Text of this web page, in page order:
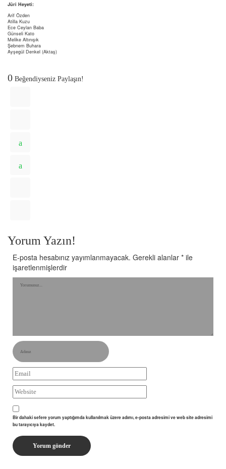
Jüri Heyeti:
Arif Özden
Atilla Kuzu
Ece Ceylan Baba
Günseli Kato
Melike Altınışık
Şebnem Buhara
Ayşegül Denkel (Aktaş)
0 Beğendiyseniz Paylaşın!
Yorum Yazın!
E-posta hesabınız yayımlanmayacak. Gerekli alanlar * ile
işaretlenmişlerdir
Bir dahaki sefere yorum yaptığımda kullanılmak üzere adımı, e-posta adresimi ve web site adresimi
bu tarayıcıya kaydet.